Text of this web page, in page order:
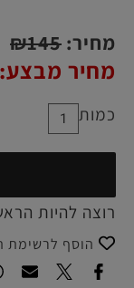
מחיר: ₪145
מחיר מבצע:
כמות
רוצה להיות
הוסף לרשימת